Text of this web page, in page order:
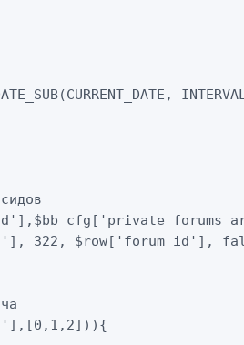
322, $row['forum_id'],